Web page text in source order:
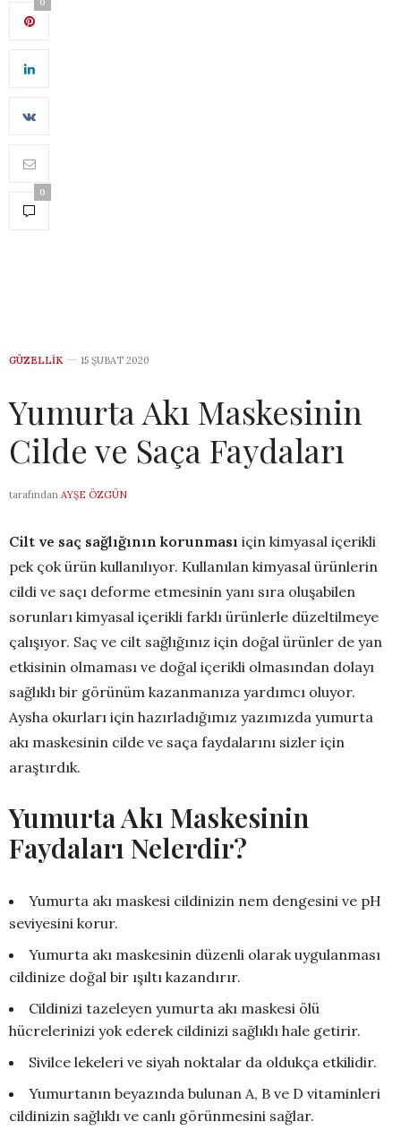
0
GÜZELLIK 15 ŞUBAT 2020
Yumurta Akı Maskesinin
Cilde ve Saça Faydaları
tarafından AYŞE ÖZGÜN
Cilt ve saç sağlığının korunması için kimyasal içerikli
pek çok ürün kullanılıyor. Kullanılan kimyasal ürünlerin
cildi ve saçı deforme etmesinin yanı sıra oluşabilen
sorunları kimyasal içerikli farklı ürünlerle düzeltilmeye
çalışıyor. Saç ve cilt sağlığınız için doğal ürünler de yan
etkisinin olmaması ve doğal içerikli olmasından dolayı
sağlıklı bir görünüm kazanmanıza yardımcı oluyor.
Aysha okurları için hazırladığımız yazımızda yumurta
akı maskesinin cilde ve saça faydalarını sizler için
araştırdık.
Yumurta Akı Maskesinin
Faydaları Nelerdir?
Yumurta akı maskesi cildinizin nem dengesini ve pH
seviyesini korur.
Yumurta akı maskesinin düzenli olarak uygulanması
cildinize doğal bir ışıltı kazandırır.
Cildinizi tazeleyen yumurta akı maskesi ölü
hücrelerinizi yok ederek cildinizi sağlıklı hale getirir.
Sivilce lekeleri ve siyah noktalar da oldukça etkilidir.
Yumurtanın beyazında bulunan A, B ve D vitaminleri
cildinizin sağlıklı ve canlı görünmesini sağlar.